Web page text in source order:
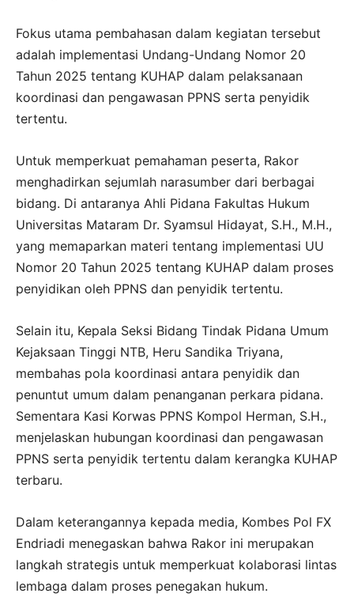
Fokus utama pembahasan dalam kegiatan tersebut
adalah implementasi Undang-Undang Nomor 20
Tahun 2025 tentang KUHAP dalam pelaksanaan
koordinasi dan pengawasan PPNS serta penyidik
tertentu.
Untuk memperkuat pemahaman peserta, Rakor
menghadirkan sejumlah narasumber dari berbagai
bidang. Di antaranya Ahli Pidana Fakultas Hukum
Universitas Mataram Dr. Syamsul Hidayat, S.H., M.H.,
yang memaparkan materi tentang implementasi UU
Nomor 20 Tahun 2025 tentang KUHAP dalam proses
penyidikan oleh PPNS dan penyidik tertentu.
Selain itu, Kepala Seksi Bidang Tindak Pidana Umum
Kejaksaan Tinggi NTB, Heru Sandika Triyana,
membahas pola koordinasi antara penyidik dan
penuntut umum dalam penanganan perkara pidana.
Sementara Kasi Korwas PPNS Kompol Herman, S.H.,
menjelaskan hubungan koordinasi dan pengawasan
PPNS serta penyidik tertentu dalam kerangka KUHAP
terbaru.
Dalam keterangannya kepada media, Kombes Pol FX
Endriadi menegaskan bahwa Rakor ini merupakan
langkah strategis untuk memperkuat kolaborasi lintas
lembaga dalam proses penegakan hukum.